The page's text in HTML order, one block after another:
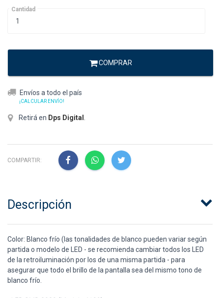
Cantidad
COMPRAR
Envíos a todo el país
¡CALCULAR ENVÍO!
Retirá en Dps Digital
COMPARTIR:
Descripción
Color: Blanco frío (las tonalidades de blanco pueden variar según
partida o modelo de LED - se recomienda cambiar todos los LED
de la retroiluminación por los de una misma partida - para
asegurar que todo el brillo de la pantalla sea del mismo tono de
blanco frío.